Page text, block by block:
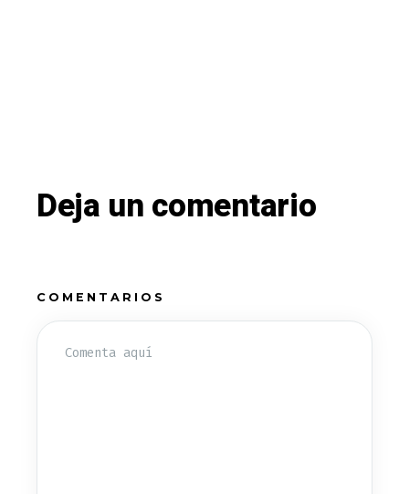
Deja un comentario
COMENTARIOS